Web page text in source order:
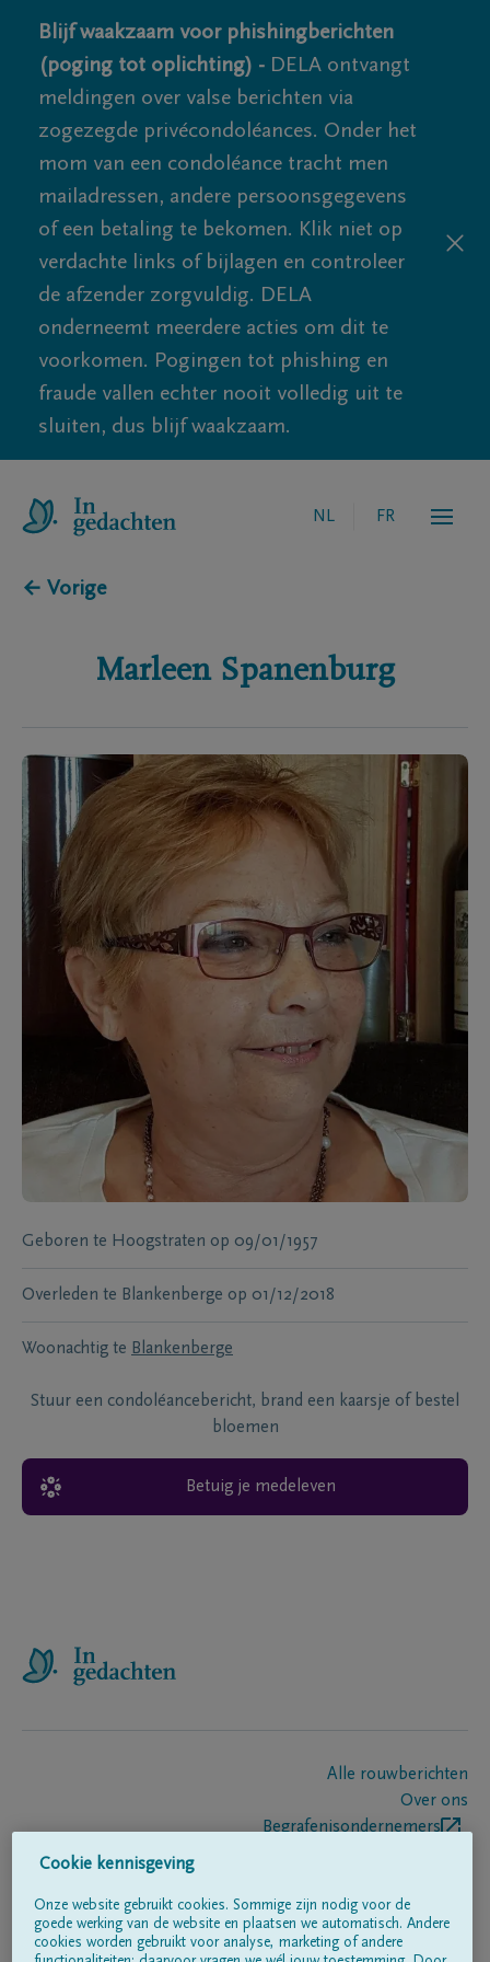
Blijf waakzaam voor phishingberichten
(poging tot oplichting) - DELA ontvangt
meldingen over valse berichten via
zogezegde privécondoléances. Onder het
mom van een condoléance tracht men
mailadressen, andere persoonsgegevens
of een betaling te bekomen. Klik niet op
verdachte links of bijlagen en controleer
de afzender zorgvuldig. DELA
onderneemt meerdere acties om dit te
voorkomen. Pogingen tot phishing en
fraude vallen echter nooit volledig uit te
sluiten, dus blijf waakzaam.
NL FR
← Vorige
Marleen Spanenburg
Geboren te Hoogstraten op 09/01/1957
Overleden te Blankenberge op 01/12/2018
Woonachtig te Blankenberge
Stuur een condoléancebericht, brand een kaarsje of bestel
bloemen
Betuig je medeleven
Alle rouwberichten
Over ons
Begrafenisondernemers
Volg ons op
Cookie kennisgeving
Onze website gebruikt cookies. Sommige zijn nodig voor de
goede werking van de website en plaatsen we automatisch. Andere
cookies worden gebruikt voor analyse, marketing of andere